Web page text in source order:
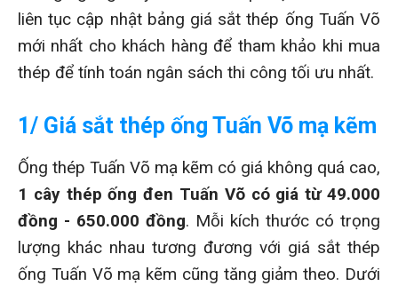
liên tục cập nhật bảng giá sắt thép ống Tuấn Võ
mới nhất cho khách hàng để tham khảo khi mua
thép để tính toán ngân sách thi công tối ưu nhất.
1/ Giá sắt thép ống Tuấn Võ mạ kẽm
Ống thép Tuấn Võ mạ kẽm có giá không quá cao,
1 cây thép ống đen Tuấn Võ có giá từ 49.000
đồng - 650.000 đồng. Mỗi kích thước có trọng
lượng khác nhau tương đương với giá sắt thép
ống Tuấn Võ mạ kẽm cũng tăng giảm theo. Dưới